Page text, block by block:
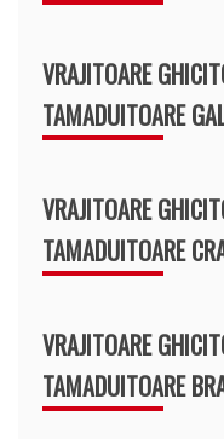
VRAJITOARE
TAMADUITOARE
VRAJITOARE
TAMADUITOARE
VRAJITOARE
TAMADUITOARE